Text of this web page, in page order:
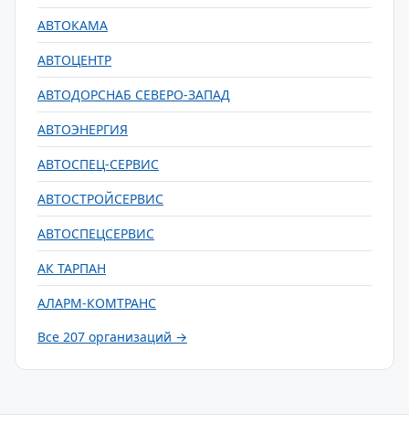
АВТОКАМА
АВТОЦЕНТР
АВТОДОРСНАБ СЕВЕРО-ЗАПАД
АВТОЭНЕРГИЯ
АВТОСПЕЦ-СЕРВИС
АВТОСТРОЙСЕРВИС
АВТОСПЕЦСЕРВИС
АК ТАРПАН
АЛАРМ-КОМТРАНС
Все 207 организаций →